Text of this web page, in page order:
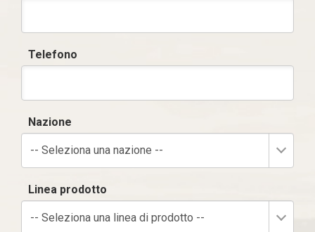
Telefono
Nazione
-- Seleziona una nazione --
Linea prodotto
-- Seleziona una linea di prodotto --